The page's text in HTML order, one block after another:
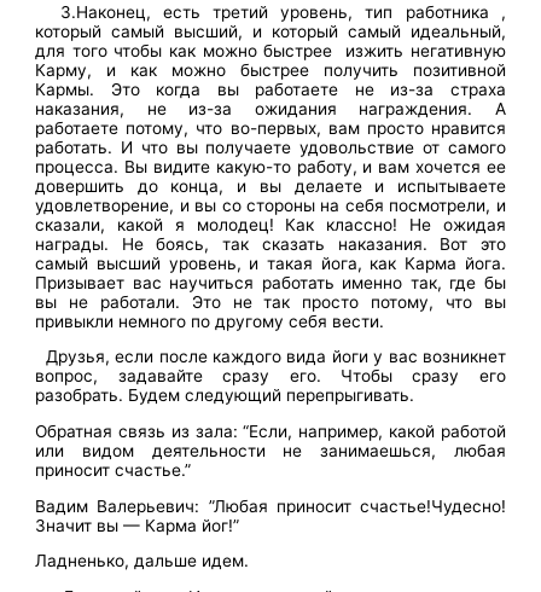
3.Наконец, есть третий уровень, тип работника ,
который самый высший, и который самый идеальный,
для того чтобы как можно быстрее изжить негативную
Карму, и как можно быстрее получить позитивной
Кармы. Это когда вы работаете не из-за страха
наказания, не из-за ожидания награждения. А
работаете потому, что во-первых, вам просто нравится
работать. И что вы получаете удовольствие от самого
процесса. Вы видите какую-то работу, и вам хочется ее
довершить до конца, и вы делаете и испытываете
удовлетворение, и вы со стороны на себя посмотрели, и
сказали, какой я молодец! Как классно! Не ожидая
награды. Не боясь, так сказать наказания. Вот это
самый высший уровень, и такая йога, как Карма йога.
Призывает вас научиться работать именно так, где бы
вы не работали. Это не так просто потому, что вы
привыкли немного по другому себя вести.
Друзья, если после каждого вида йоги у вас возникнет
вопрос, задавайте сразу его. Чтобы сразу его
разобрать. Будем следующий перепрыгивать.
Обратная связь из зала: “Если, например, какой работой
или видом деятельности не занимаешься, любая
приносит счастье.”
Вадим Валерьевич: ”Любая приносит счастье!Чудесно!
Значит вы — Карма йог!”
Ладненько, дальше идем.